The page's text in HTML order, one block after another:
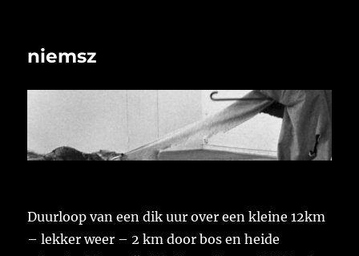
niemsz
Duurloop van een dik uur over een kleine 12km
– lekker weer – 2 km door bos en heide